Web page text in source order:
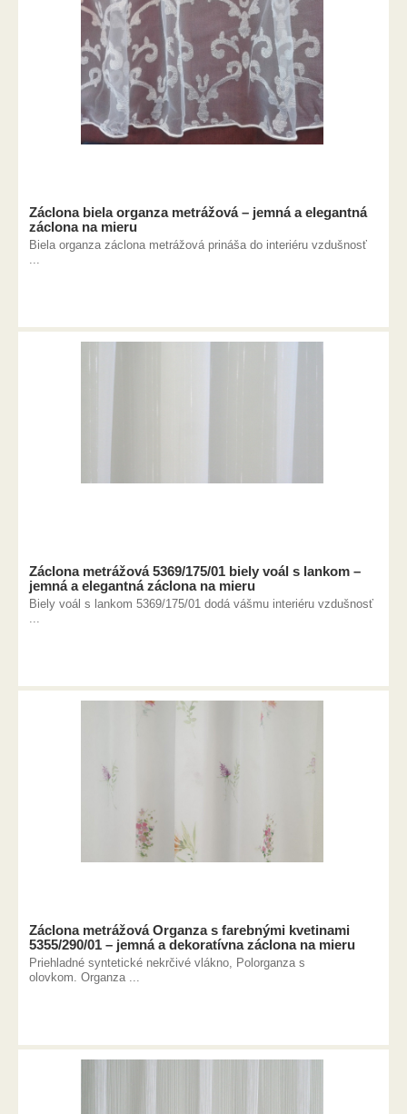
Záclona biela organza metrážová – jemná a elegantná
záclona na mieru
Biela organza záclona metrážová prináša do interiéru vzdušnosť
...
Záclona metrážová 5369/175/01 biely voál s lankom –
jemná a elegantná záclona na mieru
Biely voál s lankom 5369/175/01 dodá vášmu interiéru vzdušnosť
...
Záclona metrážová Organza s farebnými kvetinami
5355/290/01 – jemná a dekoratívna záclona na mieru
Priehladné syntetické nekrčivé vlákno, Polorganza s
olovkom. Organza ...